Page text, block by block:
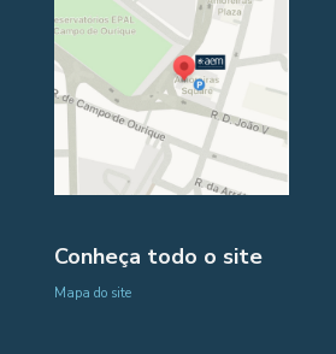
Conheça todo o site
Mapa do site